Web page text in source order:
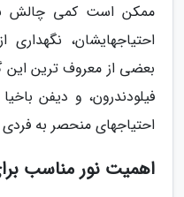
ممکن است کمی چالش
احتیاجهایشان،
بعضی از معروف ترین این
فیلودندرون، و دیفن
احتیاجهای منحصر به فردی
اهمیت نور مناسب